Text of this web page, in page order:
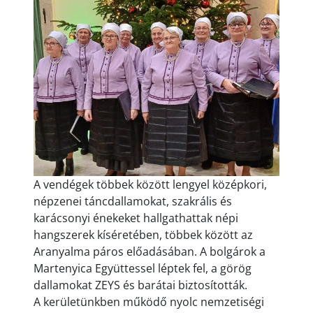
A vendégek többek között lengyel középkori,
népzenei táncdallamokat, szakrális és
karácsonyi énekeket hallgathattak népi
hangszerek kíséretében, többek között az
Aranyalma páros előadásában. A bolgárok a
Martenyica Együttessel léptek fel, a görög
dallamokat ZEYS és barátai biztosították.
A kerületünkben működő nyolc nemzetiségi